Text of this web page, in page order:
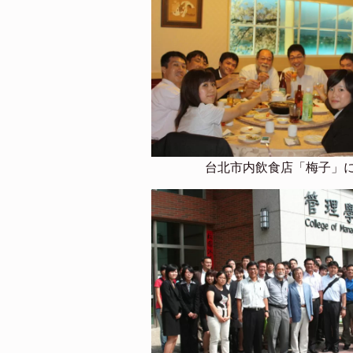
台北市内飲食店「梅子」